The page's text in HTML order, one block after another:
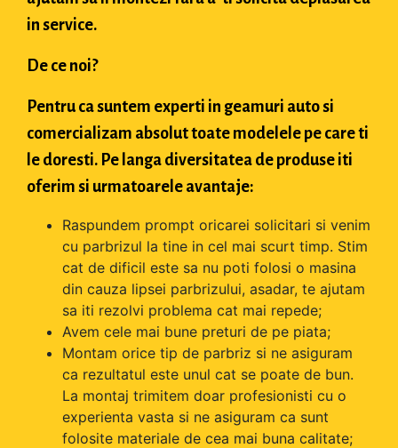
in service.
De ce noi?
Pentru ca suntem experti in geamuri auto si
comercializam absolut toate modelele pe care ti
le doresti. Pe langa diversitatea de produse iti
oferim si urmatoarele avantaje:
Raspundem prompt oricarei solicitari si venim
cu parbrizul la tine in cel mai scurt timp. Stim
cat de dificil este sa nu poti folosi o masina
din cauza lipsei parbrizului, asadar, te ajutam
sa iti rezolvi problema cat mai repede;
Avem cele mai bune preturi de pe piata;
Montam orice tip de parbriz si ne asiguram
ca rezultatul este unul cat se poate de bun.
La montaj trimitem doar profesionisti cu o
experienta vasta si ne asiguram ca sunt
folosite materiale de cea mai buna calitate;